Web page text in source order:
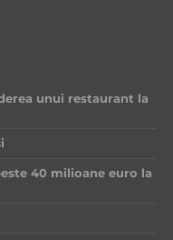
unui restaurant la
40 milioane euro la